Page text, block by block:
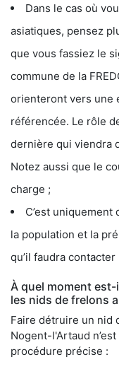
Dans le cas où
asiatiques, pensez
que vous fassiez le
commune de la
orienteront vers une
référencée. Le rôle
dernière qui viendra
Notez aussi que le
charge ;
C’est
la population et la
qu’il faudra
À quel moment
les nids de frelons
Faire détruire un nid
Nogent-l'Artaud
procédure précise :